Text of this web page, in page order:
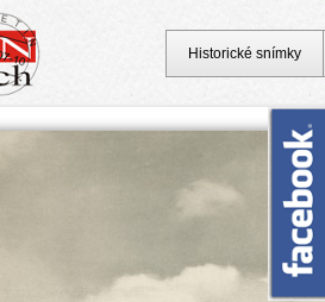
Historické snímky